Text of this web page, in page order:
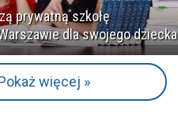
prywatną szkołę
dla swojego dziecka
więcej »